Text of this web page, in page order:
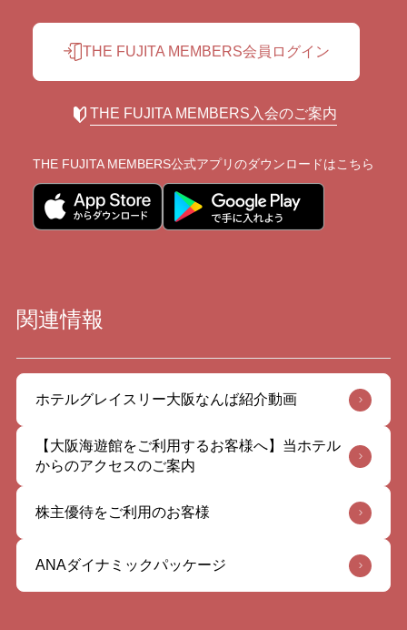
THE FUJITA MEMBERS会員ログイン
THE FUJITA MEMBERS入会のご案内
THE FUJITA MEMBERS公式アプリのダウンロードはこちら
関連情報
ホテルグレイスリー大阪なんば紹介動画
【大阪海遊館をご利用するお客様へ】当ホテル
からのアクセスのご案内
株主優待をご利用のお客様
ANAダイナミックパッケージ